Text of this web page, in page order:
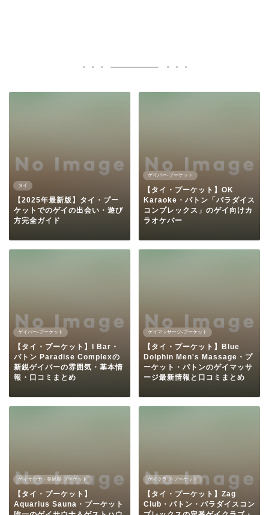
タイ
【2025年最新版】タイ・プー
ケットでのゲイの出会い・遊び
方完全ガイド
ゲイバー-プーケット
【タイ・プーケット】OK
Karaoke・パトン「パラダイス
コンプレックス」のゲイ向けカ
ラオケバー
ゲイバー-プーケット
【タイ・プーケット】I Bar・
パトン Paradise Complexの
新鋭ゲイバーの雰囲気・基本情
報・口コミまとめ
ゲイマッサージ-プーケット
【タイ・プーケット】Blue
Dolphin Men's Massage・プ
ーケット・パトンのゲイマッサ
ージ最新情報と口コミまとめ
ゲイサウナ・発展場-プーケット
【タイ・プーケット】
Aquarius Sauna・プーケット
ゲイクラブ-プーケット
【タイ・プーケット】Zag
Club・パトン・パラダイスコン